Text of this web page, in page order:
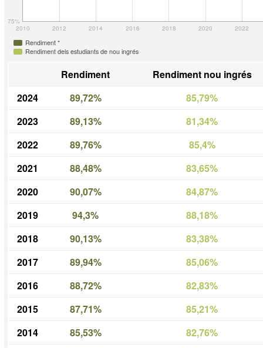
2010 2012 2014 2016 2018 2020 2022
75%
Rendiment *
Rendiment dels estudiants de nou ingrés
Rendiment
Rendiment nou ingrés
2024
89,72%
85,79%
2023
89,13%
81,34%
2022
89,76%
85,4%
2021
88,48%
83,65%
2020
90,07%
84,87%
2019
94,3%
88,18%
2018
90,13%
83,38%
2017
89,94%
85,06%
2016
88,72%
82,83%
2015
87,71%
85,21%
2014
85,53%
82,76%